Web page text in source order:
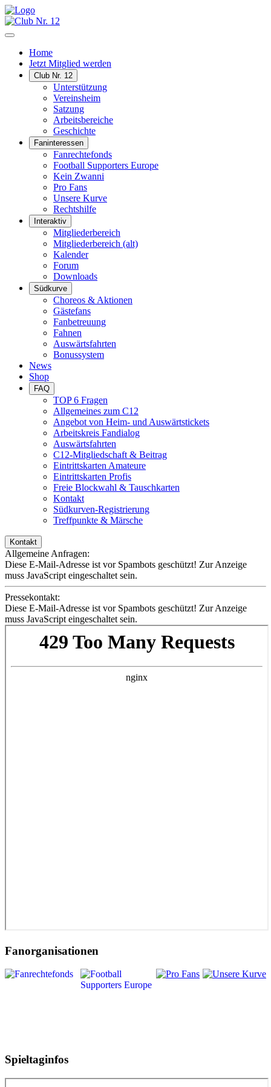
Home
Jetzt Mitglied werden
Club Nr. 12
Unterstützung
Vereinsheim
Satzung
Arbeitsbereiche
Geschichte
Faninteressen
Fanrechtefonds
Football Supporters Europe
Kein Zwanni
Pro Fans
Unsere Kurve
Rechtshilfe
Interaktiv
Mitgliederbereich
Mitgliederbereich (alt)
Kalender
Forum
Downloads
Südkurve
Choreos & Aktionen
Gästefans
Fanbetreuung
Fahnen
Auswärtsfahrten
Bonussystem
News
Shop
FAQ
TOP 6 Fragen
Allgemeines zum C12
Angebot von Heim- und Auswärtstickets
Arbeitskreis Fandialog
Auswärtsfahrten
C12-Mitgliedschaft & Beitrag
Eintrittskarten Amateure
Eintrittskarten Profis
Freie Blockwahl & Tauschkarten
Kontakt
Südkurven-Registrierung
Treffpunkte & Märsche
Kontakt
Allgemeine Anfragen:
Diese E-Mail-Adresse ist vor Spambots geschützt! Zur Anzeige
muss JavaScript eingeschaltet sein.
Pressekontakt:
Diese E-Mail-Adresse ist vor Spambots geschützt! Zur Anzeige
muss JavaScript eingeschaltet sein.
Fanorganisationen
Spieltaginfos